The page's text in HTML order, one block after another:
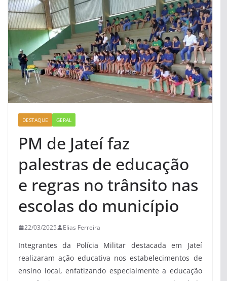
DESTAQUE GERAL
PM de Jateí faz
palestras de educação
e regras no trânsito nas
escolas do município
22/03/2025 Elias Ferreira
Integrantes da Polícia Militar destacada em Jateí
realizaram ação educativa nos estabelecimentos de
ensino local, enfatizando especialmente a educação